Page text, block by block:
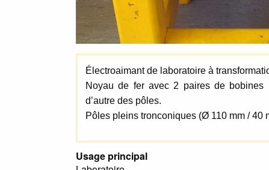
Électroaimant de laboratoire à
Noyau de fer avec 2 paires de bobines
d’autre des pôles.
Pôles pleins tronconiques (Ø 110 mm / 40
Usage principal